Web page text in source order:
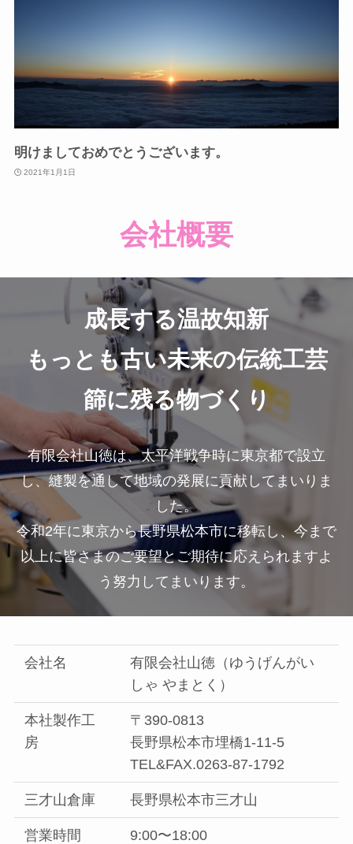
明けましておめでとうございます。
2021年1月1日
会社概要
成長する温故知新
もっとも古い未来の伝統工芸
篩に残る物づくり
有限会社山徳は、太平洋戦争時に東京都で設立
し、縫製を通して地域の発展に貢献してまいりま
した。
令和2年に東京から長野県松本市に移転し、今まで
以上に皆さまのご要望とご期待に応えられますよ
う努力してまいります。
会社名
有限会社山徳（ゆうげんがい
しゃ やまとく）
本社製作工
房
〒390-0813
長野県松本市埋橋1-11-5
TEL&FAX.0263-87-1792
三才山倉庫 長野県松本市三才山
営業時間 9:00〜18:00